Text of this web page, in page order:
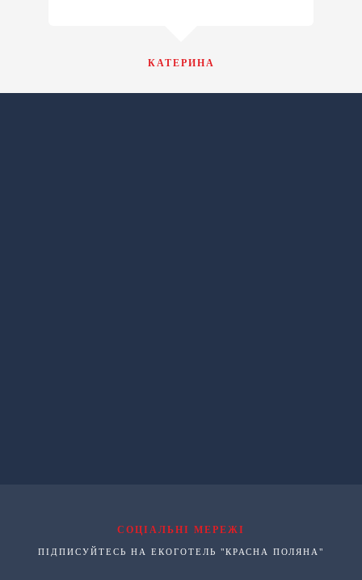
КАТЕРИНА
СОЦІАЛЬНІ МЕРЕЖІ
ПІДПИСУЙТЕСЬ НА ЕКОГОТЕЛЬ "КРАСНА ПОЛЯНА"